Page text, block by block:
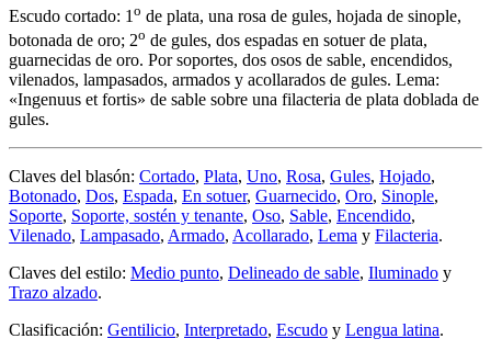
Escudo cortado: 1 o de plata, una rosa de gules, hojada de sinople,
botonada de oro; 2o de gules, dos espadas en sotuer de plata,
guarnecidas de oro. Por soportes, dos osos de sable, encendidos,
vilenados, lampasados, armados y acollarados de gules. Lema:
«Ingenuus et fortis» de sable sobre una filacteria de plata doblada de
gules.
Claves del blasón: Cortado, Plata, Uno, Rosa, Gules, Hojado,
Botonado, Dos, Espada, En sotuer, Guarnecido, Oro, Sinople,
Soporte, Soporte, sostén y tenante, Oso, Sable, Encendido,
Vilenado, Lampasado, Armado, Acollarado, Lema y Filacteria.
Claves del estilo: Medio punto, Delineado de sable, Iluminado y
Trazo alzado.
Clasificación: Gentilicio, Interpretado, Escudo y Lengua latina.